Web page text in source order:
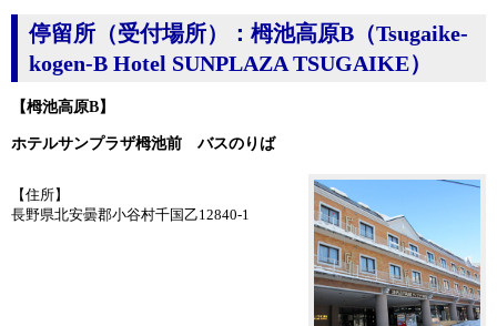
停留所（受付場所）：栂池高原B（Tsugaike-
kogen-B Hotel SUNPLAZA TSUGAIKE）
【栂池高原B】
ホテルサンプラザ栂池前 バスのりば
【住所】
長野県北安曇郡小谷村千国乙12840-1